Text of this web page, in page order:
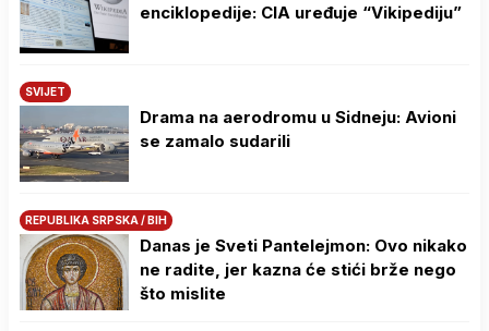
enciklopedije: CIA uređuje “Vikipediju”
SVIJET
Drama na aerodromu u Sidneju: Avioni
se zamalo sudarili
REPUBLIKA SRPSKA / BIH
Danas je Sveti Pantelejmon: Ovo nikako
ne radite, jer kazna će stići brže nego
što mislite